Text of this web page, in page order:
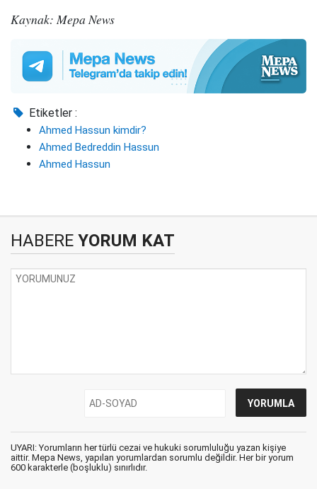
Kaynak: Mepa News
Etiketler :
Ahmed Hassun kimdir?
Ahmed Bedreddin Hassun
Ahmed Hassun
HABERE YORUM KAT
UYARI: Yorumların her türlü cezai ve hukuki sorumluluğu yazan kişiye
aittir. Mepa News, yapılan yorumlardan sorumlu değildir. Her bir yorum
600 karakterle (boşluklu) sınırlıdır.